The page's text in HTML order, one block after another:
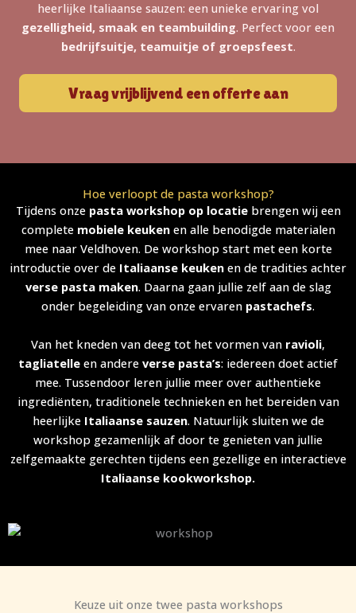
heerlijke Italiaanse sauzen: een unieke ervaring vol
gezelligheid, smaak en teambuilding. Perfect voor een
bedrijfsuitje, teamuitje of groepsfeest.
Vraag vrijblijvend een offerte aan
Hoe verloopt de pasta workshop?
Tijdens onze pasta workshop op locatiebrengen wij een
complete mobiele keukenen alle benodigde materialen
mee naar Veldhoven. De workshop start met een korte
introductie over de Italiaanse keuken en de tradities achter
verse pasta maken. Daarna gaan jullie zelf aan de slag
onder begeleiding van onze ervaren pastachefs.
Van het kneden van deeg tot het vormen van ravioli,
tagliatelle en andere verse pasta’s: iedereen doet actief
mee. Tussendoor leren jullie meer over authentieke
ingrediënten, traditionele technieken en het bereiden van
heerlijke Italiaanse sauzen. Natuurlijk sluiten we de
workshop gezamenlijk af door te genieten van jullie
zelfgemaakte gerechten tijdens een gezellige en interactieve
Italiaanse kookworkshop.
Keuze uit onze twee pasta workshops